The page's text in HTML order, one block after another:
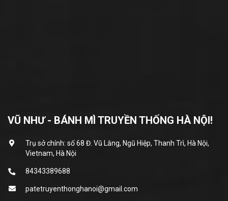
VŨ NHƯ - BÁNH MÌ TRUYỀN THỐNG HÀ NỘI!
Trụ sở chính: số 68 Đ. Vũ Lăng, Ngũ Hiệp, Thanh Trì, Hà Nội,
Vietnam, Hà Nội
84343389688
patetruyenthonghanoi@gmail.com